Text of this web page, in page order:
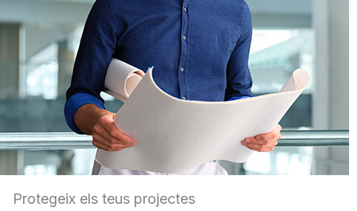
Protegeix els teus projectes